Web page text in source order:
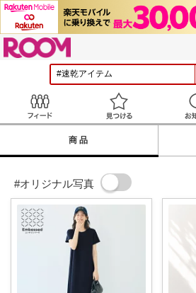
見つける
商品
#オリジナル写真